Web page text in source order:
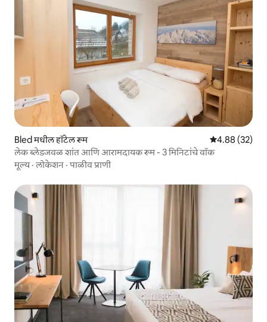
Bled मधील हॉटेल रूम 5 पैकी 4.88
4.88 (32)
लेक ब्लेडजवळ शांत आणि आरामदायक रूम - 3 मिनिटांचे वॉक
मूल्य·लोकेशन ·पाळीव प्राणी